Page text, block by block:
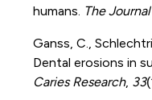
humans. The
Ganss, C.,
Dental erosions in
Caries Research, 33